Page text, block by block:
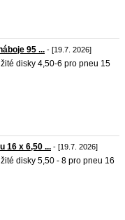
95 ... - [19.7. 2026]
disky 4,50-6 pro pneu 15
16 x 6,50 ... - [19.7. 2026]
disky 5,50 - 8 pro pneu 16